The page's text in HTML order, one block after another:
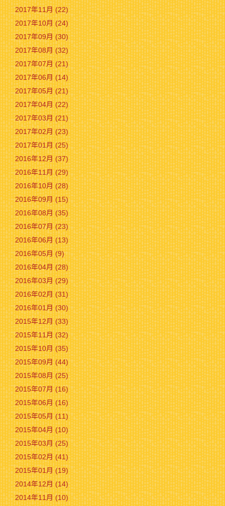
2017年11月 (22)
2017年10月 (24)
2017年09月 (30)
2017年08月 (32)
2017年07月 (21)
2017年06月 (14)
2017年05月 (21)
2017年04月 (22)
2017年03月 (21)
2017年02月 (23)
2017年01月 (25)
2016年12月 (37)
2016年11月 (29)
2016年10月 (28)
2016年09月 (15)
2016年08月 (35)
2016年07月 (23)
2016年06月 (13)
2016年05月 (9)
2016年04月 (28)
2016年03月 (29)
2016年02月 (31)
2016年01月 (30)
2015年12月 (33)
2015年11月 (32)
2015年10月 (35)
2015年09月 (44)
2015年08月 (25)
2015年07月 (16)
2015年06月 (16)
2015年05月 (11)
2015年04月 (10)
2015年03月 (25)
2015年02月 (41)
2015年01月 (19)
2014年12月 (14)
2014年11月 (10)